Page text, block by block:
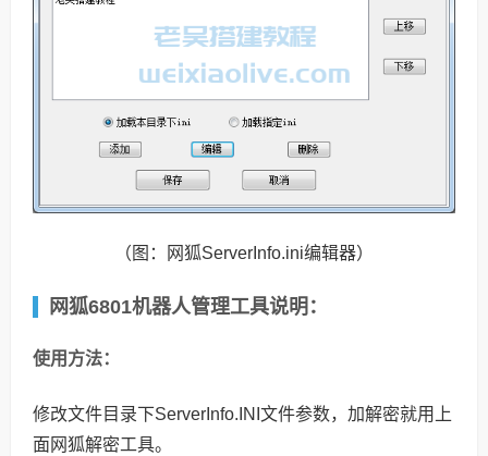
（图：网狐ServerInfo.ini编辑器）
网狐6801机器人管理工具说明：
使用方法：
修改文件目录下ServerInfo.INI文件参数，加解密就用上
面网狐解密工具。